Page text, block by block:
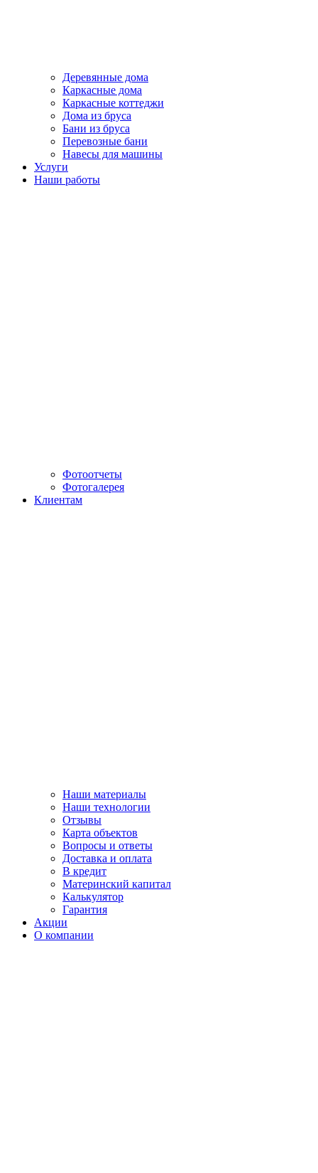
Деревянные дома
Каркасные дома
Каркасные коттеджи
Дома из бруса
Бани из бруса
Перевозные бани
Навесы для машины
Услуги
Наши работы
Фотоотчеты
Фотогалерея
Клиентам
Наши материалы
Наши технологии
Отзывы
Карта объектов
Вопросы и ответы
Доставка и оплата
В кредит
Материнский капитал
Калькулятор
Гарантия
Акции
О компании